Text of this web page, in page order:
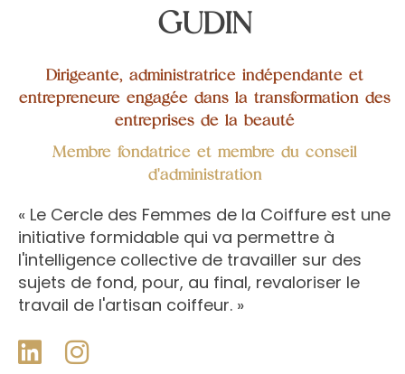
GUDIN
Dirigeante, administratrice indépendante et
entrepreneure engagée dans la transformation des
entreprises de la beauté
Membre fondatrice et membre du conseil
d'administration
« Le Cercle des Femmes de la Coiffure est une
initiative formidable qui va permettre à
l'intelligence collective de travailler sur des
sujets de fond, pour, au final, revaloriser le
travail de l'artisan coiffeur. »